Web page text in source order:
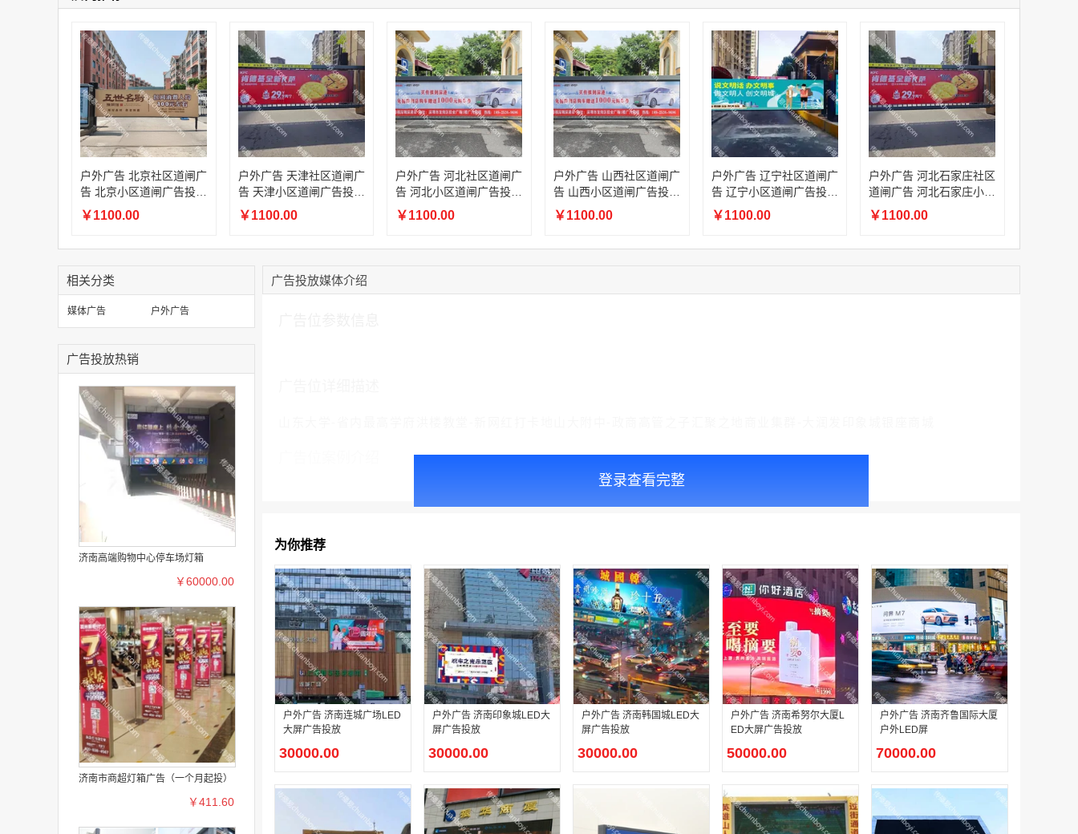
03:20:56 156****3374 联系了该媒体所在商家
15:42:33 158****0746 联系了该媒体所在商家
13:59:39 189****2617 联系了该媒体所在商家
12:40:20 177****7961 联系了该媒体所在商家
￥27600.00
香港双层巴士车身广告（含车顶）
￥77000.00
户外广告 天津社区道闸广告 天津小区道闸广告投放价格
￥1100.00
￥1100.00
户外广告 北京社区道闸广
告 北京小区道闸广告投放
价格
￥1100.00
户外广告 天津社区道闸广
告 天津小区道闸广告投放
价格
￥1100.00
户外广告 河北社区道闸广
告 河北小区道闸广告投放
价格
￥1100.00
户外广告 山西社区道闸广
告 山西小区道闸广告投放
价格
￥1100.00
户外广告 辽宁社区道闸广
告 辽宁小区道闸广告投放
价格
￥1100.00
户外广告 河北石家庄社区
道闸广告 河北石家庄小区
道闸广告投放价格
￥1100.00
相关分类
媒体广告 户外广告
广告投放热销
济南高端购物中心停车场灯箱
￥60000.00
济南市商超灯箱广告（一个月起投）
￥411.60
广告投放媒体介绍
登录查看完整
为你推荐
户外广告 济南连城广场LED
大屏广告投放
30000.00
户外广告 济南印象城LED大
屏广告投放
30000.00
户外广告 济南韩国城LED大
屏广告投放
30000.00
户外广告 济南希努尔大厦L
ED大屏广告投放
50000.00
户外广告 济南齐鲁国际大厦
户外LED屏
70000.00